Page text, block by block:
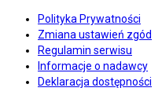
Polityka Prywatności
Zmiana ustawień zgód
Regulamin serwisu
Informacje o nadawcy
Deklaracja dostępności